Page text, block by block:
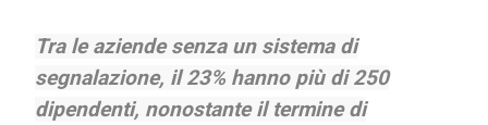
Tra le aziende senza un sistema di
segnalazione, il 23% hanno più di 250
dipendenti, nonostante il termine di